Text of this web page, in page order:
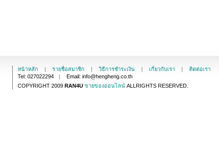
หน้าหลัก | รายชื่อสมาชิก | วิธีการชำระเงิน | เกี่ยวกับเรา |
ติดต่อเรา
Tel: 027022294
|
Email: info@hengheng.co.th
COPYRIGHT 2009 RAN4U ขายของออนไลน์ALLRIGHTS RESERVED.